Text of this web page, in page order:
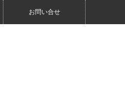
お問い合せ